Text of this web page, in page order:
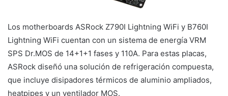
Los motherboards ASRock Z790I Lightning WiFi y B760I
Lightning WiFi cuentan con un sistema de energía VRM
SPS Dr.MOS de 14+1+1 fases y 110A. Para estas placas,
ASRock diseñó una solución de refrigeración compuesta,
que incluye disipadores térmicos de aluminio ampliados,
heatpipes y un ventilador MOS.